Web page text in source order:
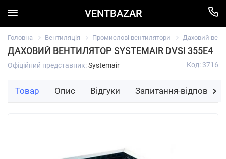
VENTBAZAR
Головна Вентиляція Промислові вентилятори Даховий
ДАХОВИЙ ВЕНТИЛЯТОР SYSTEMAIR DVSI 355E4
Офіційний представник:Systemair Код: 3716
Товар Опис Відгуки Запитання-відповідь